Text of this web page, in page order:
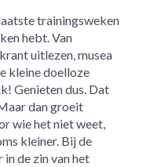
trainingsweken
hebt. Van
uitlezen, musea
kleine doelloze
Genieten dus. Dat
dan groeit
wie het niet weet,
kleiner. Bij de
de zin van het